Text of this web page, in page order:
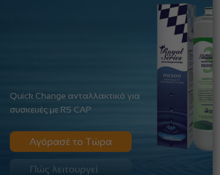
Quick Change ανταλλακτικό για
συσκευές με RS CAP
Αγόρασέ το Τώρα
Πώς λειτουργεί